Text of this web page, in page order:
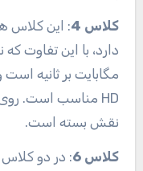
کلاس 4
: این کلاس
نقش بسته است.
کلاس 6
: در دو کلاس